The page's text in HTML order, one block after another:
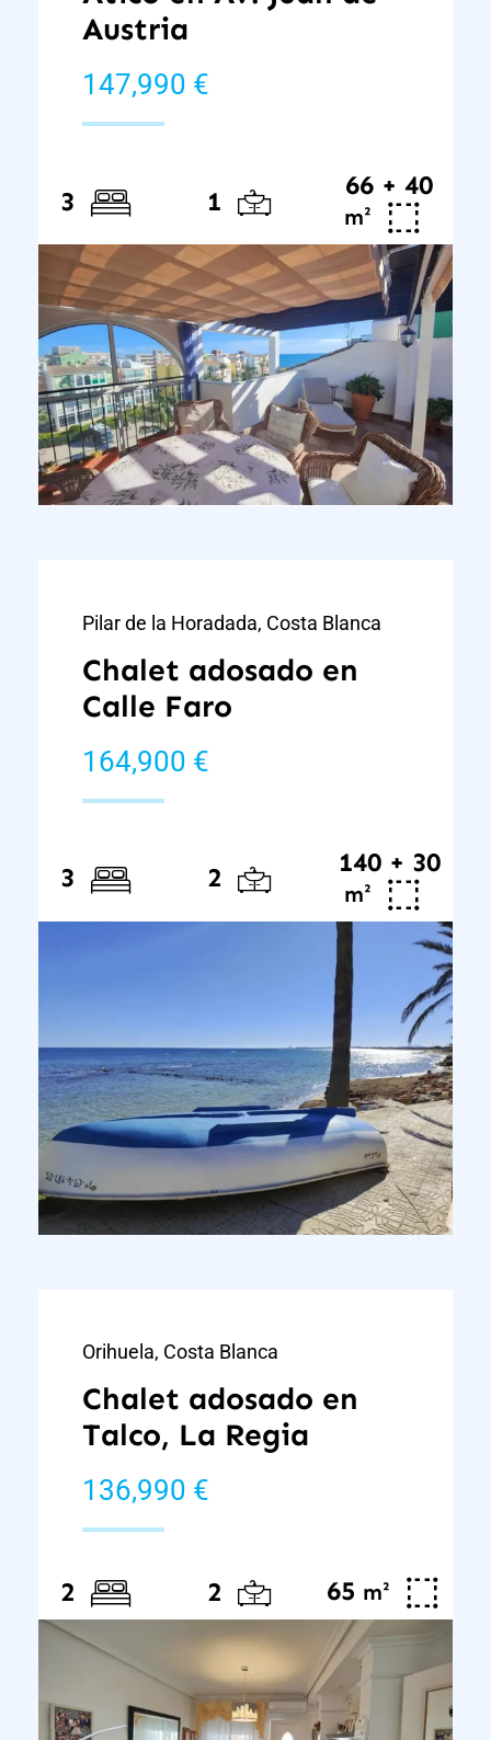
Austria
147,990 €
3 1
66 + 40
m²
Pilar de la Horadada, Costa Blanca
Chalet adosado en
Calle Faro
164,900 €
3 2
140 + 30
m²
Orihuela, Costa Blanca
Chalet adosado en
Talco, La Regia
136,990 €
2 2 65 m²